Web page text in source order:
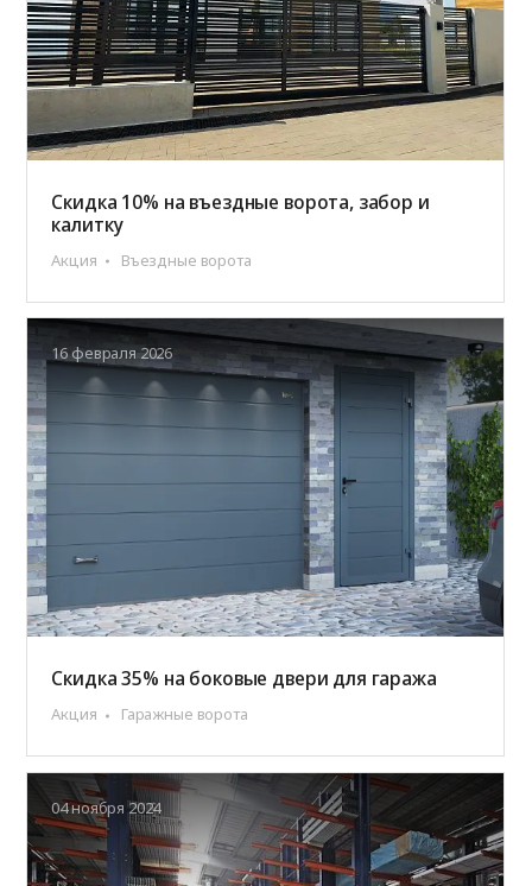
Скидка 10% на въездные ворота, забор и
калитку
Акция Въездные ворота
Скидка 35% на боковые двери для гаража
Акция Гаражные ворота
16 февраля 2026
04 ноября 2024